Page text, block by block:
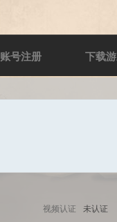
账号注册 下载
视频认证 未认证